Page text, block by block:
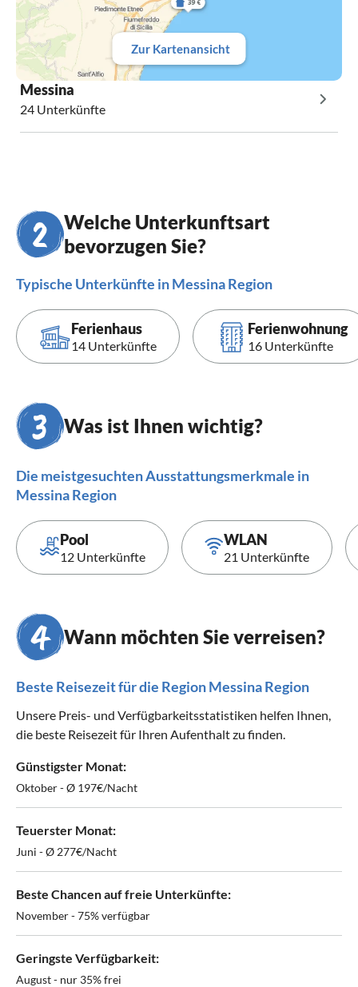
Zur Kartenansicht
Messina
24 Unterkünfte
Welche Unterkunftsart
bevorzugen Sie?
Typische Unterkünfte in Messina Region
Ferienhaus
14 Unterkünfte
Ferienwohnung
16 Unterkünfte
Was ist Ihnen wichtig?
Die meistgesuchten Ausstattungsmerkmale in
Messina Region
Pool
12 Unterkünfte
WLAN
21 Unterkünfte
Wann möchten Sie verreisen?
Beste Reisezeit für die Region Messina Region
Unsere Preis- und Verfügbarkeitsstatistiken helfen Ihnen,
die beste Reisezeit für Ihren Aufenthalt zu finden.
Günstigster Monat:
Oktober - Ø 197€/Nacht
Teuerster Monat:
Juni - Ø 277€/Nacht
Beste Chancen auf freie Unterkünfte:
November - 75% verfügbar
Geringste Verfügbarkeit:
August - nur 35% frei